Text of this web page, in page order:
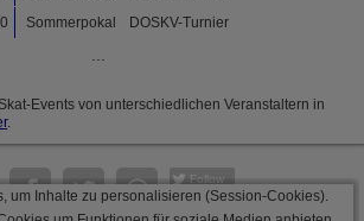
Sommerpokal DOSKV-Turnier
Events von unterschiedlichen Veranstaltern in
.
Follow
Seite
um Inhalte zu personalisieren (Session-Cookies).